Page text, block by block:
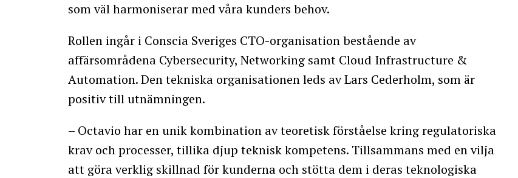
som väl harmoniserar med våra kunders behov.
Rollen ingår i Conscia Sveriges CTO-organisation bestående av
affärsområdena Cybersecurity, Networking samt Cloud Infrastructure &
Automation. Den tekniska organisationen leds av Lars Cederholm, som är
positiv till utnämningen.
– Octavio har en unik kombination av teoretisk förståelse kring regulatoriska
krav och processer, tillika djup teknisk kompetens. Tillsammans med en vilja
att göra verklig skillnad för kunderna och stötta dem i deras teknologiska